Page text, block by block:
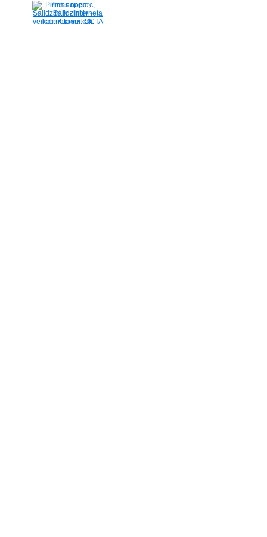
Pirms nopērc,
Salidzini.lv - Interneta
veikali, Kuponi, OCTA